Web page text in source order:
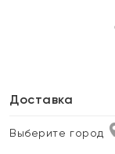
Доставка
Выберите город